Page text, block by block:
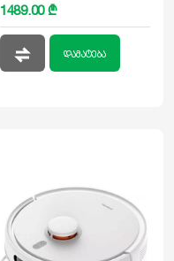
1489.00 ₾
დამატება